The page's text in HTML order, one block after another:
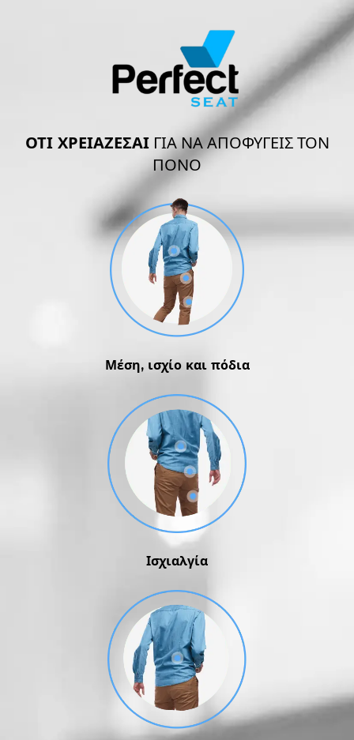
ΟΤΙ ΧΡΕΙΑΖΕΣΑΙΓΙΑ ΝΑ ΑΠΟΦΥΓΕΙΣ ΤΟΝ
ΠΟΝΟ
Μέση, ισχίο και πόδια
Ισχιαλγία